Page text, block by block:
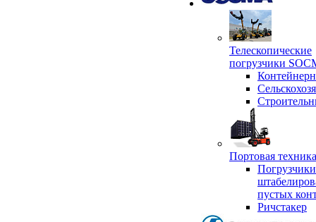
Телескопические
погрузчики
Портовая
пустых
Ричстакер